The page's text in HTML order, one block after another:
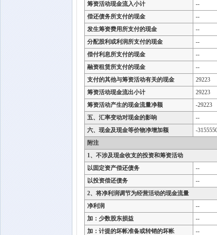
筹资活动现金流入小计
--
偿还债务所支付的现金
--
发生筹资费用所支付的现金
--
分配股利或利润所支付的现金
--
偿付利息所支付的现金
--
融资租赁所支付的现金
--
支付的其他与筹资活动有关的现金
29223
筹资活动现金流出小计
29223
筹资活动产生的现金流量净额
-29223
五、汇率变动对现金的影响
--
六、现金及现金等价物净增加额
-
附注
1、不涉及现金收支的投资和筹资活动
以固定资产偿还债务
--
以投资偿还债务
--
2、将净利润调节为经营活动的现金流量
净利润
--
加：少数股东损益
--
加：计提的坏帐准备或转销的坏帐
--